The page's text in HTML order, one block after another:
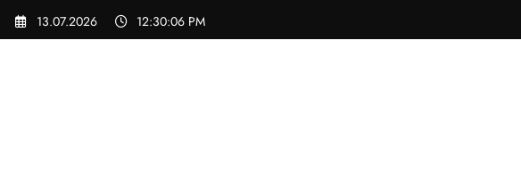
Перейти
13.07.2026 12:30:07 PM